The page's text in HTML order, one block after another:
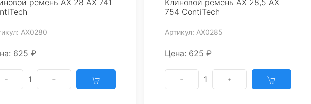
ремень AX 28 AX 741
AX0280
625 ₽
1
Клиновой ремень AX 28,5 AX
754 ContiTech
Артикул: AX0285
Цена: 625 ₽
1